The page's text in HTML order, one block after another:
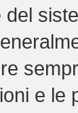
del
e le